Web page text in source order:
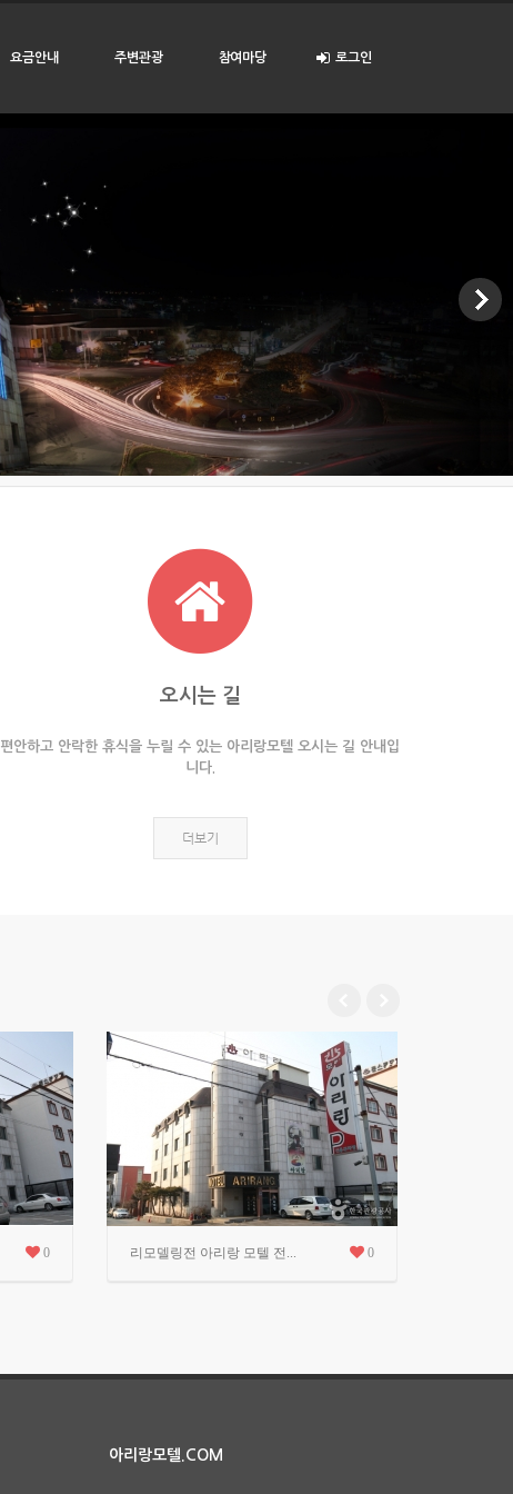
요금안내 주변관광 참여마당 로그인
오시는 길
편안하고 안락한 휴식을 누릴 수 있는 아리랑모텔 오시는 길 안내입
니다.
더보기
0 리모델링전 아리랑 모텔 전... 0
아리랑모텔.COM